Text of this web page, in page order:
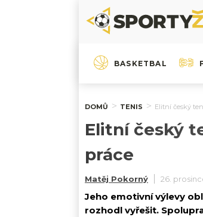
BASKETBAL
DOMŮ TENIS Elitní český
Elitní český
práce
Matěj Pokorný 26.
Jeho emotivní výlevy
rozhodl vyřešit.